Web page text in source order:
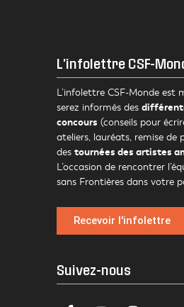
L'infolettre CSF-
L’infolettre CSF-Monde est
serez informés des
concours (conseils pour
ateliers, lauréats, remise de
des tournées des artistes
L’occasion de rencontrer
sans Frontières dans votre
Recevoir l'infolettre
Suivez-nous